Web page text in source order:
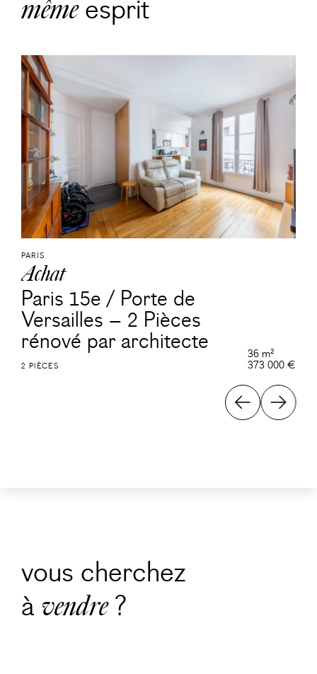
mêmeesprit
PARIS
Achat
Paris 15e / Porte de
Versailles – 2 Pièces
rénové par architecte
2 PIÈCES
36 m²
373 000 €
vous cherchez
à vendre?